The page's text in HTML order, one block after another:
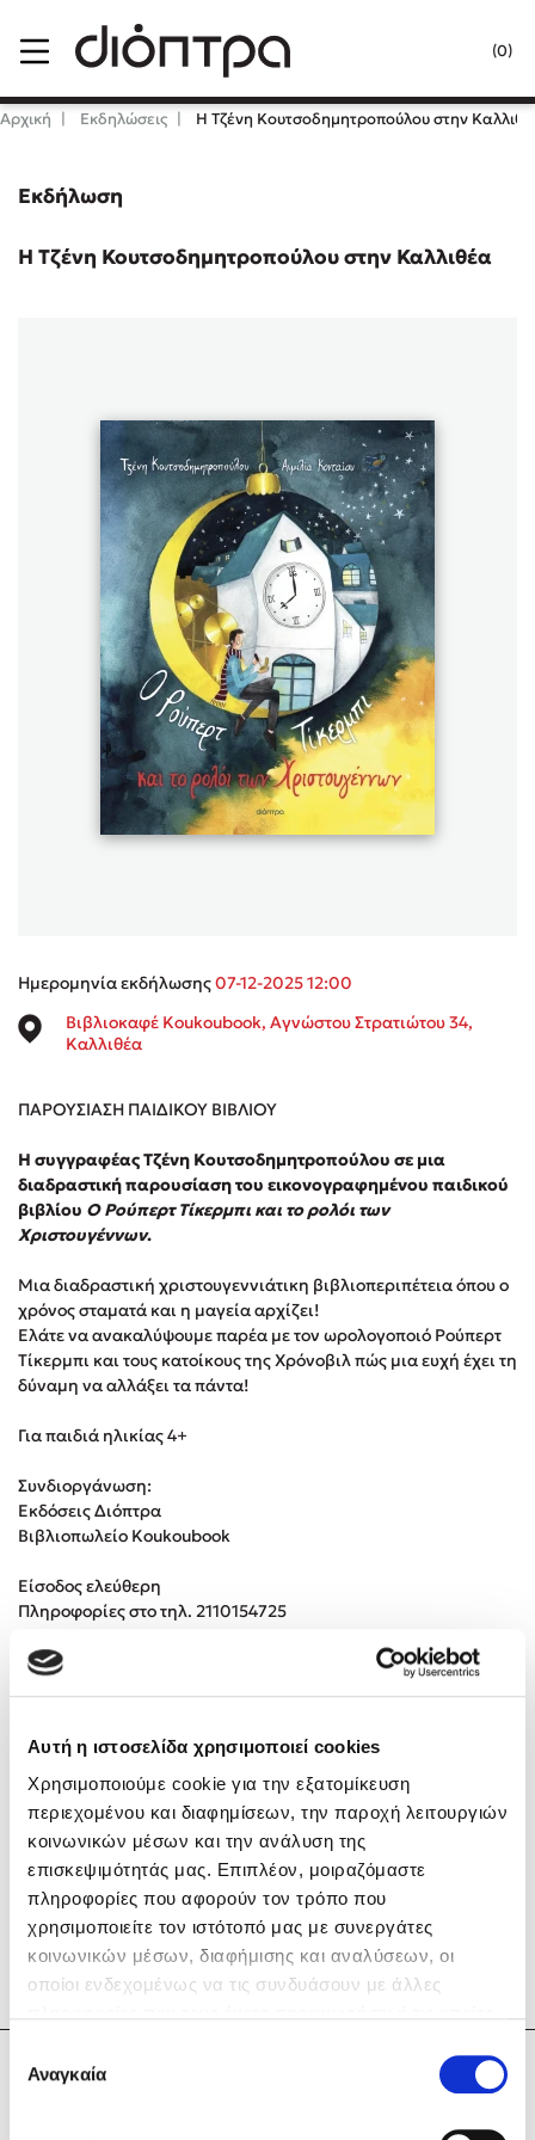
Αυτή η ιστοσελίδα χρησιμοποιεί cookies
Χρησιμοποιούμε cookie για την εξατομίκευση
περιεχομένου και διαφημίσεων, την παροχή λειτουργιών
κοινωνικών μέσων και την ανάλυση της
επισκεψιμότητάς μας. Επιπλέον, μοιραζόμαστε
πληροφορίες που αφορούν τον τρόπο που
χρησιμοποιείτε τον ιστότοπό μας με συνεργάτες
κοινωνικών μέσων, διαφήμισης και αναλύσεων, οι
οποίοι ενδεχομένως να τις συνδυάσουν με άλλες
των υπηρεσιών τους. Αν συνεχίσετε να χρησιμοποιείτε
την ιστοσελίδα μας, συναινείτε στη χρήση των cookies
συγκατάθεσης
Αναγκαία
(0)
Κλείσιμο
Δημοφιλή Βιβλία
Lidia Branković
Χάρης Πολίτης
Καθρέφτης
Sebastian Fitzek
Playlist
Το λιμάνι μου είσαι εσύ
Ιωάννης Γλωσσόπουλος
Δανάη Δεληγεώργη
Mel Robbins
Η μέθοδος Αφήστε τους
Αρχική Εκδηλώσεις Η Τζένη Κουτσοδημητροπούλου στην
Εκδήλωση
Η Τζένη Κουτσοδημητροπούλου στην Καλλιθέα
Ημερομηνία εκδήλωσης07-12-2025 12:00
Βιβλιοκαφέ Koukoubook, Αγνώστου Στρατιώτου 34,
Καλλιθέα
ΠΑΡΟΥΣΙΑΣΗ ΠΑΙΔΙΚΟΥ ΒΙΒΛΙΟΥ
Η συγγραφέας Τζένη Κουτσοδημητροπούλου σε μια
διαδραστική παρουσίαση του εικονογραφημένου παιδικού
βιβλίου Ο Ρούπερτ Τίκερμπι και το ρολόι των
Χριστουγέννων.
Μια διαδραστική χριστουγεννιάτικη βιβλιοπεριπέτεια όπου ο
χρόνος σταματά και η μαγεία αρχίζει!
Ελάτε να ανακαλύψουμε παρέα με τον ωρολογοποιό Ρούπερτ
Τίκερμπι και τους κατοίκους της Χρόνοβιλ πώς μια ευχή έχει τη
δύναμη να αλλάξει τα πάντα!
Για παιδιά ηλικίας 4+
Συνδιοργάνωση:
Εκδόσεις Διόπτρα
Βιβλιοπωλείο Koukoubook
Είσοδος ελεύθερη
Πληροφορίες στο τηλ. 2110154725
Τζένη Κουτσοδημητροπούλου